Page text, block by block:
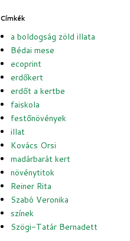
Címkék
a boldogság zöld illata
Bédai mese
ecoprint
erdőkert
erdőt a kertbe
faiskola
festőnövények
illat
Kovács Orsi
madárbarát kert
növénytitok
Reiner Rita
Szabó Veronika
színek
Szögi-Tatár Bernadett